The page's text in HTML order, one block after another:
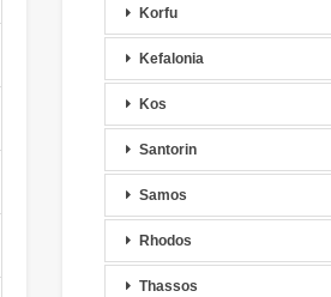
Korfu
Kefalonia
Kos
Santorin
Samos
Rhodos
Thassos